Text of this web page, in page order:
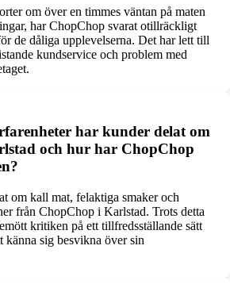
om över en timmes väntan på maten
har ChopChop svarat otillräckligt
de dåliga upplevelserna. Det har lett till
kundservice och problem med
har kunder delat om
och hur har ChopChop
om kall mat, felaktiga smaker och
från ChopChop i Karlstad. Trots detta
kritiken på ett tillfredsställande sätt
känna sig besvikna över sin